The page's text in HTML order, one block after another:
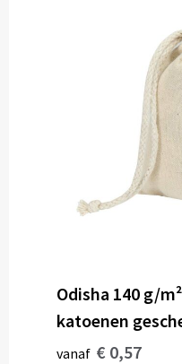
Odisha 140 g/
katoenen
vanaf € 0,57